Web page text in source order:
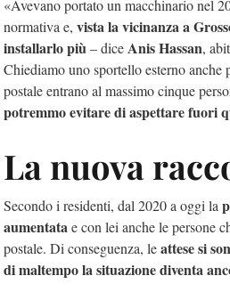
«Avevano portato un macchinario nel
normativa e, vista la vicinanza a
installarlo più– diceAnis Hassan,
Chiediamo uno sportello esterno anche
postale entrano al massimo cinque
potremmo evitare di aspettare fuori
La nuova
Secondo i residenti, dal 2020 a oggi la
aumentatae con lei anche le persone
postale. Di conseguenza, leattese si
di maltempo la situazione diventa